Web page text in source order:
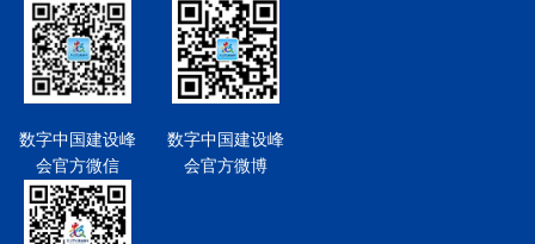
数字中国建设峰
会官方微信
数字中国建设峰
会官方微博